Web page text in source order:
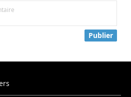
Publier